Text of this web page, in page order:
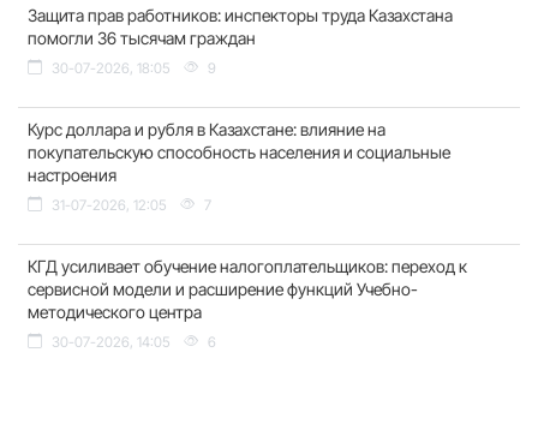
Защита прав работников: инспекторы труда Казахстана
помогли 36 тысячам граждан
30-07-2026, 18:05 9
Курс доллара и рубля в Казахстане: влияние на
покупательскую способность населения и социальные
настроения
31-07-2026, 12:05 7
КГД усиливает обучение налогоплательщиков: переход к
сервисной модели и расширение функций Учебно-
методического центра
30-07-2026, 14:05 6